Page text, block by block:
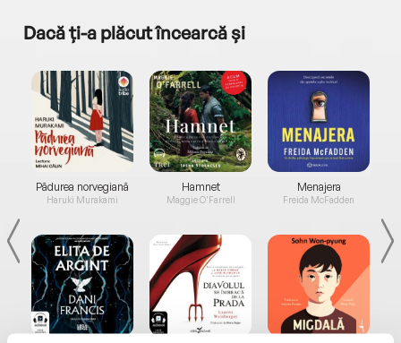
Dacă ți-a plăcut încearcă și
Pădurea norvegiană
Haruki Murakami
Hamnet
Maggie O'Farrell
Menajera
Freida McFadden